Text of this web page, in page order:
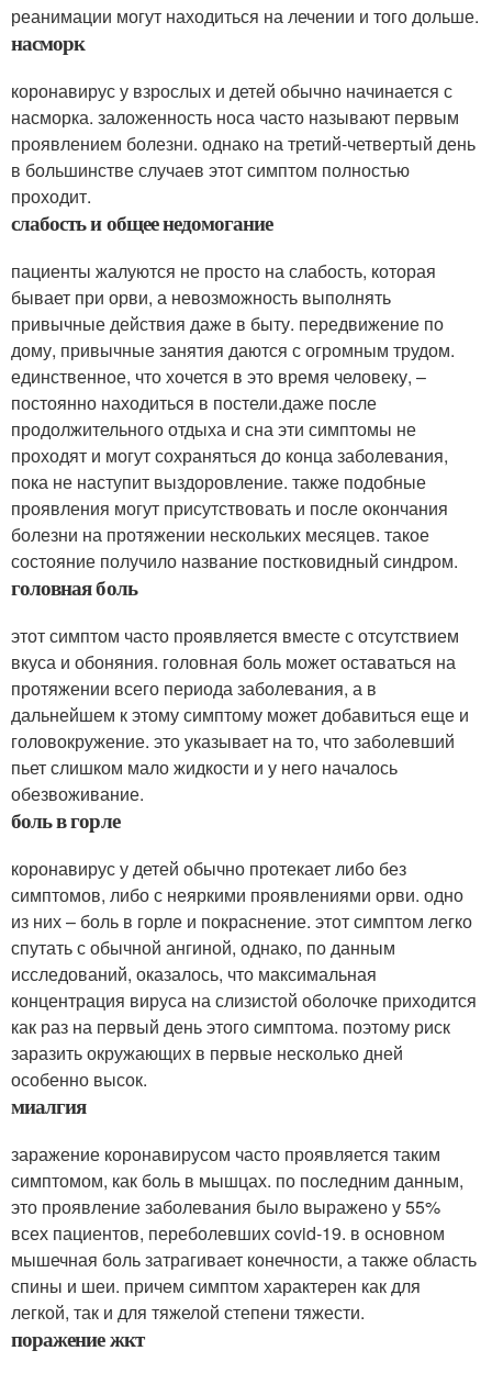
реанимации могут находиться на лечении и того дольше.
насморк
коронавирус у взрослых и детей обычно начинается с
насморка. заложенность носа часто называют первым
проявлением болезни. однако на третий-четвертый день
в большинстве случаев этот симптом полностью
проходит.
слабость и общее недомогание
пациенты жалуются не просто на слабость, которая
бывает при орви, а невозможность выполнять
привычные действия даже в быту. передвижение по
дому, привычные занятия даются с огромным трудом.
единственное, что хочется в это время человеку, –
постоянно находиться в постели.даже после
продолжительного отдыха и сна эти симптомы не
проходят и могут сохраняться до конца заболевания,
пока не наступит выздоровление. также подобные
проявления могут присутствовать и после окончания
болезни на протяжении нескольких месяцев. такое
состояние получило название постковидный синдром.
головная боль
этот симптом часто проявляется вместе с отсутствием
вкуса и обоняния. головная боль может оставаться на
протяжении всего периода заболевания, а в
дальнейшем к этому симптому может добавиться еще и
головокружение. это указывает на то, что заболевший
пьет слишком мало жидкости и у него началось
обезвоживание.
боль в горле
коронавирус у детей обычно протекает либо без
симптомов, либо с неяркими проявлениями орви. одно
из них – боль в горле и покраснение. этот симптом легко
спутать с обычной ангиной, однако, по данным
исследований, оказалось, что максимальная
концентрация вируса на слизистой оболочке приходится
как раз на первый день этого симптома. поэтому риск
заразить окружающих в первые несколько дней
особенно высок.
миалгия
заражение коронавирусом часто проявляется таким
симптомом, как боль в мышцах. по последним данным,
это проявление заболевания было выражено у 55%
всех пациентов, переболевших covid-19. в основном
мышечная боль затрагивает конечности, а также область
спины и шеи. причем симптом характерен как для
легкой, так и для тяжелой степени тяжести.
поражение жкт